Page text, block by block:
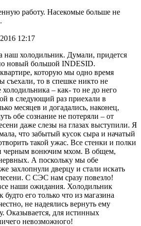
работу. Насекомые больше не
12:17
холодильник. Думали, придется
новый большой INDESID.
которую мы одно время
съехали, то в спешке никто не
– как- то не до него
в следующий раз приехали в
месяцев и догадались, наконец,
обе сознание не потеряли – от
даже слезы на глазах выступили. Я
что забытый кусок сыра и начатый
такой ужас. Все стенки и полки
черным вонючим мхом. В общем,
А поскольку мы обе
захлопнули дверцу и стали искать
С СЭС нам сразу повезло!
наши ожидания. Холодильник
будто его только что из магазина
не надеялись вернуть ему
Оказывается, для истинных
невозможного!